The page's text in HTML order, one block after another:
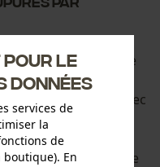
bloquant consiste
couches de fils
vient en contact avec
de la chaîne
qui seront alors
la chaîne. De cette
pour le
données
services de
la
de
En